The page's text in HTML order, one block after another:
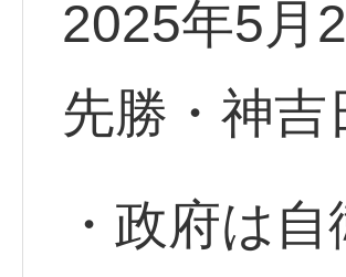
2025年5
先勝・神
・政府は